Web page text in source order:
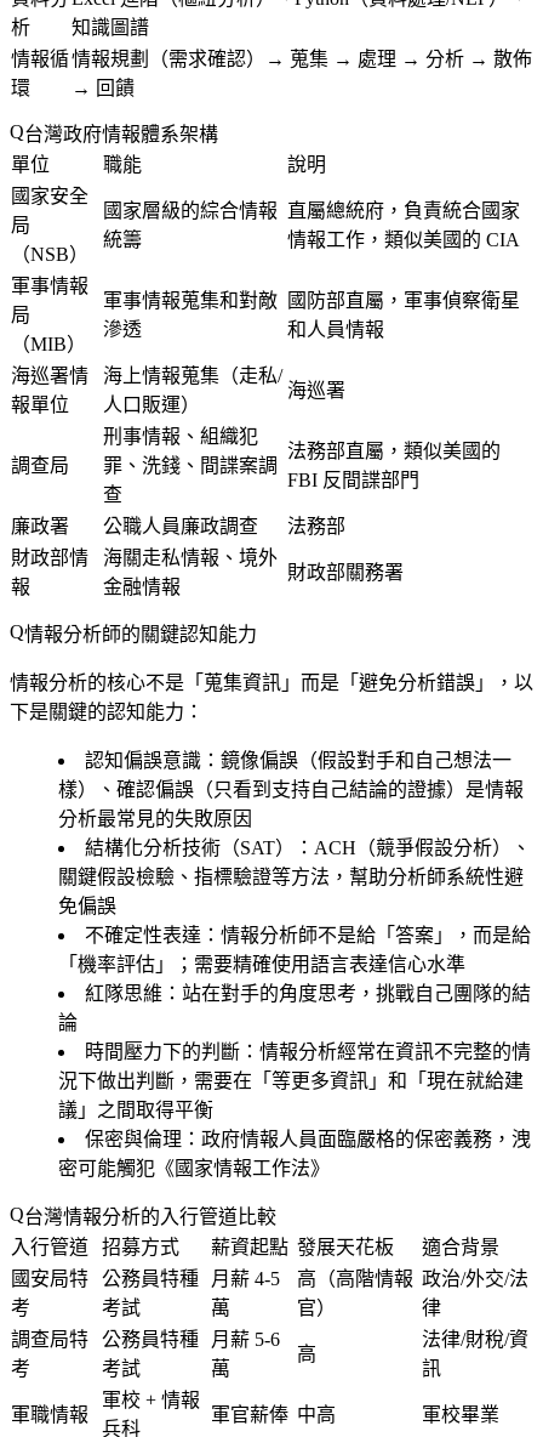
析
知識圖譜
情報循
環
情報規劃（需求確認）→ 蒐集 → 處理 → 分析 → 散佈
→ 回饋
台灣政府情報體系架構
單位
職能
說明
國家安全
局
（NSB）
國家層級的綜合情報
統籌
直屬總統府，負責統合國家
情報工作，類似美國的 CIA
軍事情報
局
（MIB）
軍事情報蒐集和對敵
滲透
國防部直屬，軍事偵察衛星
和人員情報
海巡署情
報單位
海上情報蒐集（走私/
人口販運）
海巡署
調查局
刑事情報、組織犯
罪、洗錢、間諜案調
查
法務部直屬，類似美國的
FBI 反間諜部門
廉政署 公職人員廉政調查
法務部
財政部情
報
海關走私情報、境外
金融情報
財政部關務署
情報分析師的關鍵認知能力
情報分析的核心不是「蒐集資訊」而是「避免分析錯誤」，以
下是關鍵的認知能力：
認知偏誤意識 ：鏡像偏誤（假設對手和自己想法一
樣）、確認偏誤（只看到支持自己結論的證據）是情報
分析最常見的失敗原因
結構化分析技術（SAT）
：ACH（競爭假設分析）、
關鍵假設檢驗、指標驗證等方法，幫助分析師系統性避
免偏誤
不確定性表達 ：情報分析師不是給「答案」，而是給
「機率評估」；需要精確使用語言表達信心水準
紅隊思維 ：站在對手的角度思考，挑戰自己團隊的結
論
時間壓力下的判斷 ：情報分析經常在資訊不完整的情
況下做出判斷，需要在「等更多資訊」和「現在就給建
議」之間取得平衡
保密與倫理 ：政府情報人員面臨嚴格的保密義務，洩
密可能觸犯《國家情報工作法》
台灣情報分析的入行管道比較
入行管道
招募方式 薪資起點 發展天花板
適合背景
國安局特
考
公務員特種
考試
月薪 4-5
萬
高（高階情報
官）
政治/外交/法
律
調查局特
考
公務員特種
考試
月薪 5-6
萬
高
法律/財稅/資
訊
軍職情報
軍校 + 情報
兵科
軍官薪俸 中高 軍校畢業